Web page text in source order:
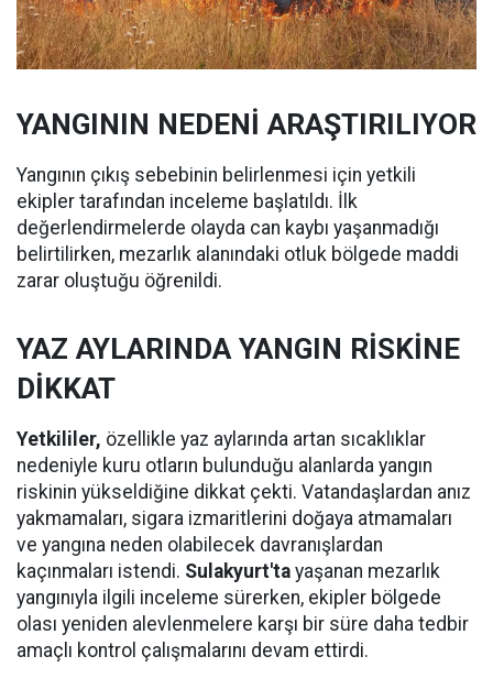
YANGININ NEDENİ ARAŞTIRILIYOR
Yangının çıkış sebebinin belirlenmesi için yetkili
ekipler tarafından inceleme başlatıldı. İlk
değerlendirmelerde olayda can kaybı yaşanmadığı
belirtilirken, mezarlık alanındaki otluk bölgede maddi
zarar oluştuğu öğrenildi.
YAZ AYLARINDA YANGIN RİSKİNE
DİKKAT
Yetkililer, özellikle yaz aylarında artan sıcaklıklar
nedeniyle kuru otların bulunduğu alanlarda yangın
riskinin yükseldiğine dikkat çekti. Vatandaşlardan anız
yakmamaları, sigara izmaritlerini doğaya atmamaları
ve yangına neden olabilecek davranışlardan
kaçınmaları istendi. Sulakyurt'ta yaşanan mezarlık
yangınıyla ilgili inceleme sürerken, ekipler bölgede
olası yeniden alevlenmelere karşı bir süre daha tedbir
amaçlı kontrol çalışmalarını devam ettirdi.